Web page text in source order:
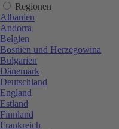
Regionen
Albanien
Andorra
Belgien
Bosnien und Herzegowina
Bulgarien
Dänemark
Deutschland
England
Estland
Finnland
Frankreich